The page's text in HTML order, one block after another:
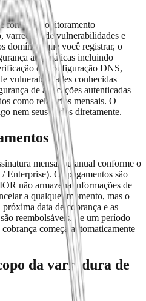
fornece monitoramento
varredura de vulnerabilidades e
domínios que você registrar, o
automáticas incluindo
de configuração DNS,
vulnerabilidades conhecidas
de aplicações autenticadas
como relatórios mensais. O
nem seus dados diretamente.
mensal ou anual conforme o
Enterprise). Os pagamentos são
não armazena informações de
a qualquer momento, mas o
data de cobrança e as
reembolsáveis. Se um período
começa automaticamente
da varredura de